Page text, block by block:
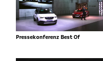
Pressekonferenz Best Of